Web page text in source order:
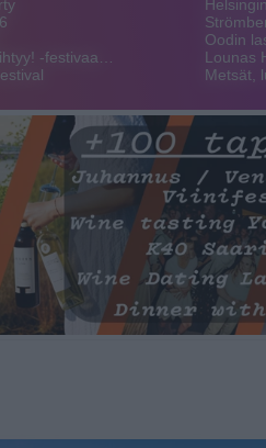
-festivaa…
Oodin
Lounas
Metsät,